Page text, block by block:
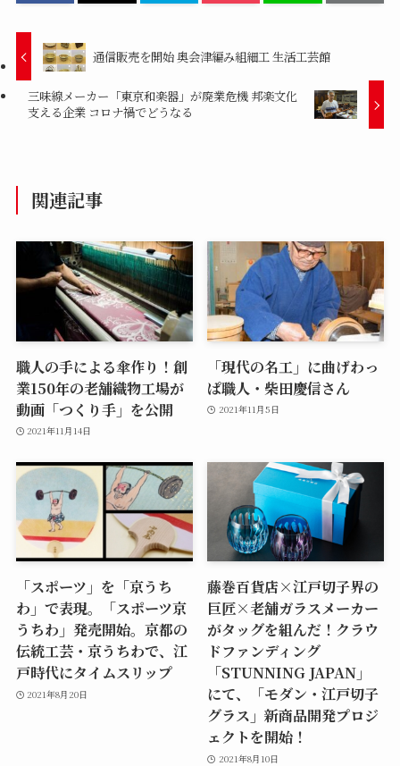
通信販売を開始 奥会津編み組細工 生活工芸館
三味線メーカー「東京和楽器」が廃業危機 邦楽文化
支える企業 コロナ禍でどうなる
関連記事
職人の手による傘作り！創
業150年の老舗織物工場が
動画「つくり手」を公開
2021年11月14日
「現代の名工」に曲げわっ
ぱ職人・柴田慶信さん
2021年11月5日
「スポーツ」を「京うち
わ」で表現。「スポーツ京
うちわ」発売開始。京都の
伝統工芸・京うちわで、江
戸時代にタイムスリップ
2021年8月20日
藤巻百貨店×江戸切子界の
巨匠×老舗ガラスメーカー
がタッグを組んだ！クラウ
ドファンディング
「STUNNING JAPAN」
にて、「モダン・江戸切子
グラス」新商品開発プロジ
ェクトを開始！
2021年8月10日